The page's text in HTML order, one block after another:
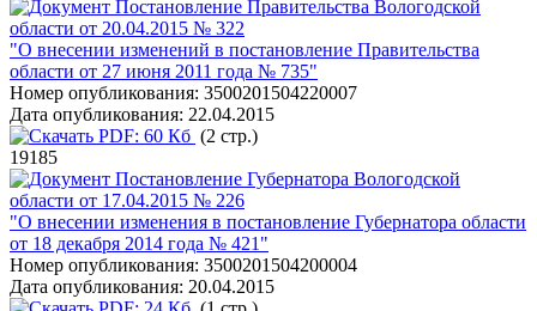
Постановление Правительства Вологодской
области от 20.04.2015 № 322
"О внесении изменений в постановление Правительства
области от 27 июня 2011 года № 735"
Номер опубликования: 3500201504220007
Дата опубликования: 22.04.2015
PDF: 60 Кб (2 стр.)
19185
Постановление Губернатора Вологодской
области от 17.04.2015 № 226
"О внесении изменения в постановление Губернатора области
от 18 декабря 2014 года № 421"
Номер опубликования: 3500201504200004
Дата опубликования: 20.04.2015